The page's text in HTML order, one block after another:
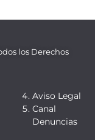
los Derechos
Aviso Legal
Canal
Denuncias